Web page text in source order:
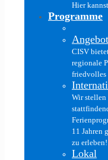
Hier
Programme
CISV
regionale
friedvolles
Wir stellen
11 Jahren
zu erleben!
Lokal